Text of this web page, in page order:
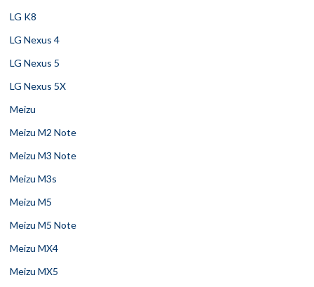
LG K8
LG Nexus 4
LG Nexus 5
LG Nexus 5X
Meizu
Meizu M2 Note
Meizu M3 Note
Meizu M3s
Meizu M5
Meizu M5 Note
Meizu MX4
Meizu MX5